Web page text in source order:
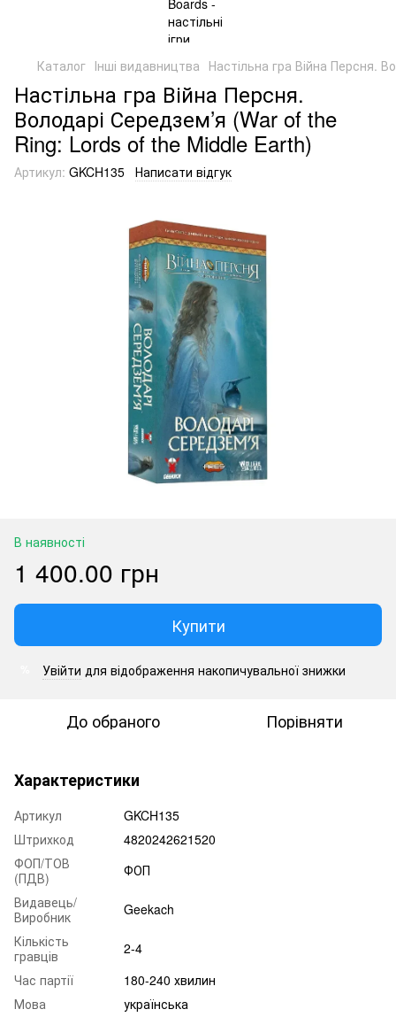
Каталог Інші видавництва Настільна гра Війна Персня.
Настільна гра Війна Персня.
Володарі Середзем’я (War of the
Ring: Lords of the Middle Earth)
Артикул: GKCH135 Написати відгук
В наявності
1 400.00 грн
Купити
Увійти для відображення накопичувальної знижки
До обраного Порівняти
Характеристики
Артикул
GKCH135
Штрихкод
4820242621520
ФОП/ТОВ
(ПДВ)
ФОП
Видавець/
Виробник
Geekach
Кількість
гравців
2-4
Час партії
180-240 хвилин
Мова
українська